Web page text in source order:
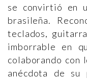
se convirtió en
brasileña.
teclados,
imborrable en
colaborando con
anécdota de su